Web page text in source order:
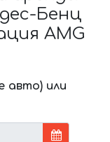
Бенц
AMG
авто) или